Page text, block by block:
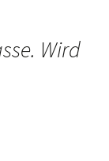
Wird